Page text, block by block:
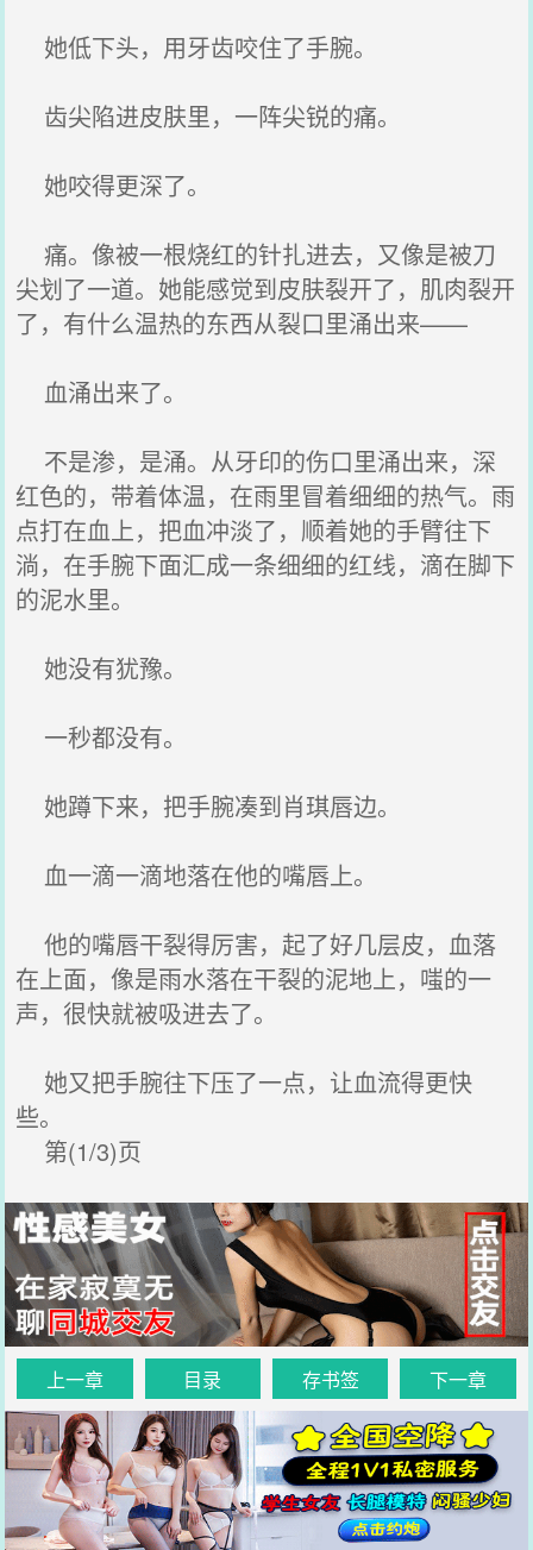
她低下头，用牙齿咬住了手腕。
齿尖陷进皮肤里，一阵尖锐的痛。
她咬得更深了。
痛。像被一根烧红的针扎进去，又像是被刀
尖划了一道。她能感觉到皮肤裂开了，肌肉裂开
了，有什么温热的东西从裂口里涌出来——
血涌出来了。
不是渗，是涌。从牙印的伤口里涌出来，深
红色的，带着体温，在雨里冒着细细的热气。雨
点打在血上，把血冲淡了，顺着她的手臂往下
淌，在手腕下面汇成一条细细的红线，滴在脚下
的泥水里。
她没有犹豫。
一秒都没有。
她蹲下来，把手腕凑到肖琪唇边。
血一滴一滴地落在他的嘴唇上。
他的嘴唇干裂得厉害，起了好几层皮，血落
在上面，像是雨水落在干裂的泥地上，嗤的一
声，很快就被吸进去了。
她又把手腕往下压了一点，让血流得更快
些。
第(1/3)页
上一章 目录 存书签 下一章